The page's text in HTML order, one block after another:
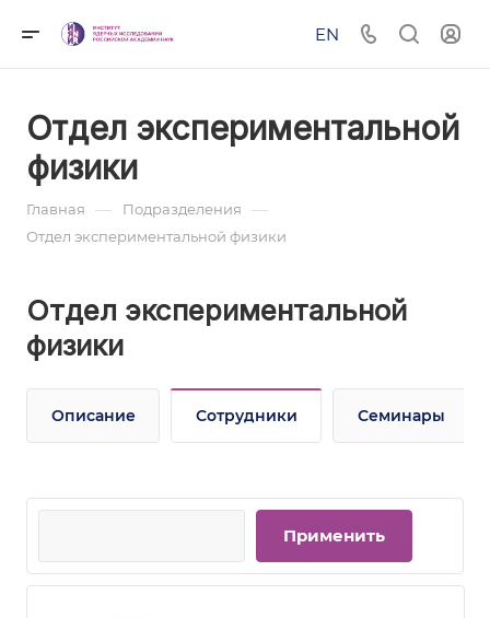
EN
Отдел экспериментальной
физики
Главная — Подразделения —
Отдел экспериментальной физики
Отдел экспериментальной
физики
Описание Сотрудники Семинары